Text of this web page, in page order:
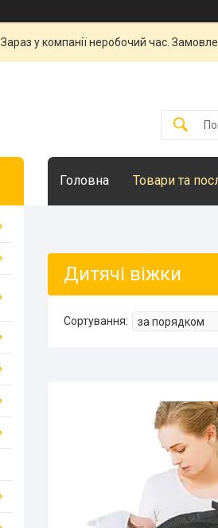
Зараз у компанії неробочий час.
Головна Товари та
Дитячі віжки